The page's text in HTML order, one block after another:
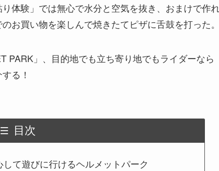
体験」では無心で水分と空気を抜き、おまけで作
お買い物を楽しんで焼きたてピザに舌鼓を打った
PARK」、目的地でも立ち寄り地でもライダーなら
る！
目次
て遊びに行けるヘルメットパーク